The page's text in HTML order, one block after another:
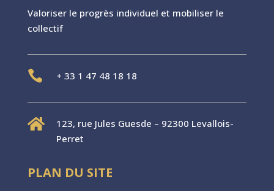
Valoriser le progrès individuel et mobiliser le
collectif
 + 33 1 47 48 18 18

123, rue Jules Guesde – 92300 Levallois-
Perret
PLAN DU SITE